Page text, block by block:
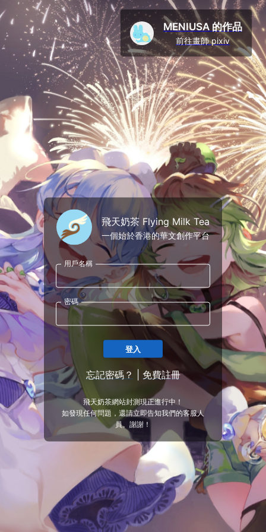
飛天奶茶 Flying Milk Tea
一個始於香港的華文創作平台
用戶名稱
密碼
登入
忘記密碼？ 免費註冊
飛天奶茶網站封測現正進行中！
如發現任何問題，還請立即告知我們的客服人
員。謝謝！
MENIUSA 的作品
前往畫師 pixiv